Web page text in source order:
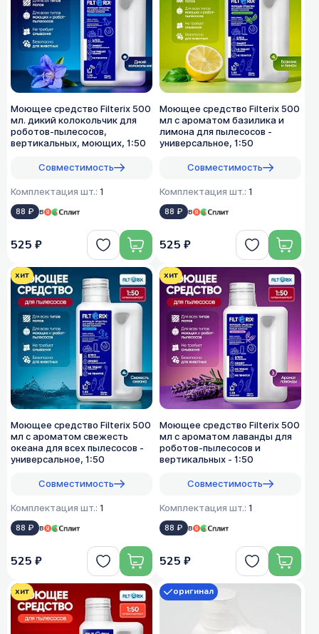
Моющее средство Filterix 500
мл. дикий колокольчик для
роботов-пылесосов,
вертикальных, моющих, 1:50
Совместимость
Комплектация шт.: 1
88 ₽ в
525 ₽
Моющее средство Filterix 500
мл с ароматом базилика и
лимона для пылесосов -
универсальное, 1:50
Совместимость
Комплектация шт.: 1
88 ₽ в
525 ₽
Моющее средство Filterix 500
мл с ароматом свежесть
океана для всех пылеcосов -
универсальное, 1:50
Совместимость
Комплектация шт.: 1
88 ₽ в
хит
525 ₽
Моющее средство Filterix 500
мл с ароматом лаванды для
роботов-пылесосов и
вертикальных - 1:50
Совместимость
Комплектация шт.: 1
88 ₽ в
хит
525 ₽
хит оригинал